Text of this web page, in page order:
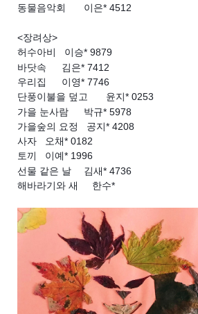
동물음악회	이은* 4512
<장려상>
허수아비	 이승* 9879
바닷속	김은* 7412
우리집	이영* 7746
단풍이불을 덮고	윤지* 0253
가을 눈사람	박규* 5978
가을숲의 요정   공지* 4208
사자	  오채* 0182
토끼	  이예* 1996
선물 같은 날	김새* 4736
해바라기와 새	   한수*